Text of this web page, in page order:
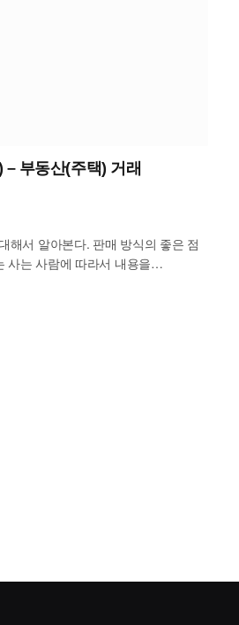
부동산(주택) 거래
해서 알아본다. 판매 방식의 좋은 점
사는 사람에 따라서 내용을…